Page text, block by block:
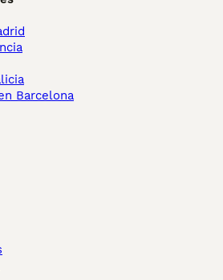
Barcelona